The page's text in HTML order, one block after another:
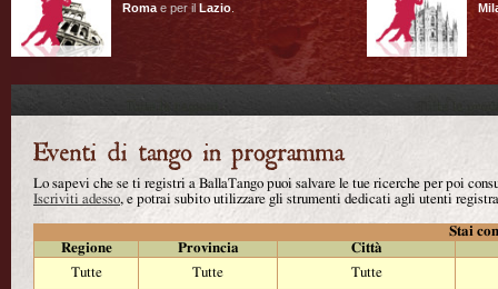
Roma e per il Lazio
Lo sapevi che se ti registri a BallaTango puoi salvare le tue ricerche per poi
Iscriviti adesso, e potrai subito utilizzare gli strumenti dedicati agli utenti
Stai
Regione
Provincia
Città
Tutte
Tutte
Tutte